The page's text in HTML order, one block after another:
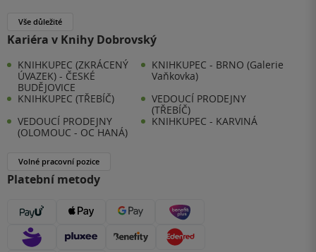
Vše důležité
Kariéra v Knihy Dobrovský
KNIHKUPEC (ZKRÁCENÝ
ÚVAZEK) - ČESKÉ
BUDĚJOVICE
KNIHKUPEC - BRNO (Galerie
Vaňkovka)
KNIHKUPEC (TŘEBÍČ)
VEDOUCÍ PRODEJNY
(TŘEBÍČ)
VEDOUCÍ PRODEJNY
(OLOMOUC - OC HANÁ)
KNIHKUPEC - KARVINÁ
Volné pracovní pozice
Platební metody